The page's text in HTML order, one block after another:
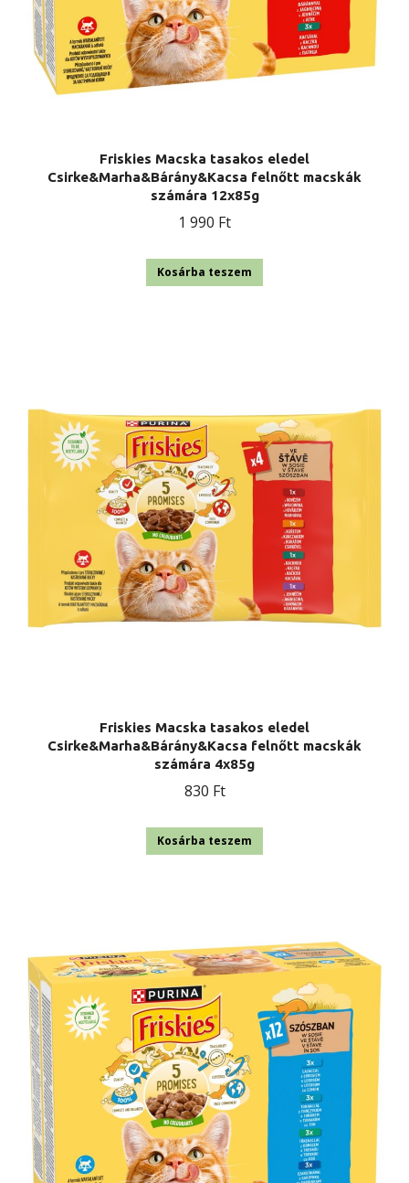
Friskies Macska tasakos eledel
Csirke&Marha&Bárány&Kacsa felnőtt macskák
számára 12x85g
1 990 Ft
Kosárba teszem
Friskies Macska tasakos eledel
Csirke&Marha&Bárány&Kacsa felnőtt macskák
számára 4x85g
830 Ft
Kosárba teszem